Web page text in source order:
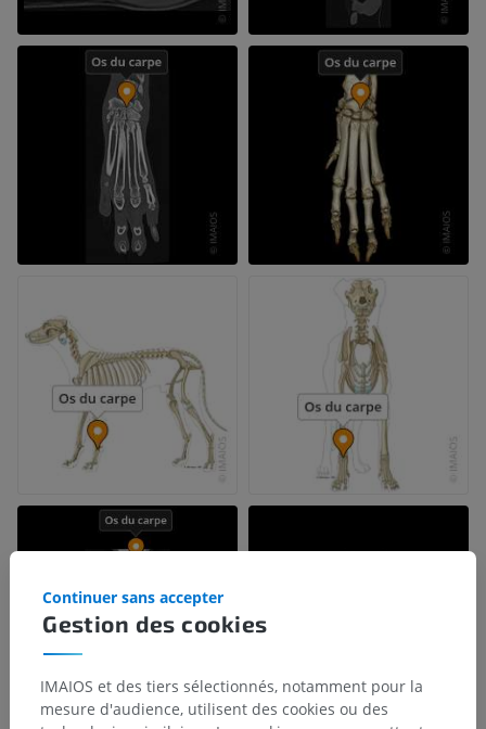
Gestion des cookies
Continuer sans accepter
IMAIOS et des tiers sélectionnés, notamment pour la
mesure d'audience, utilisent des cookies ou des